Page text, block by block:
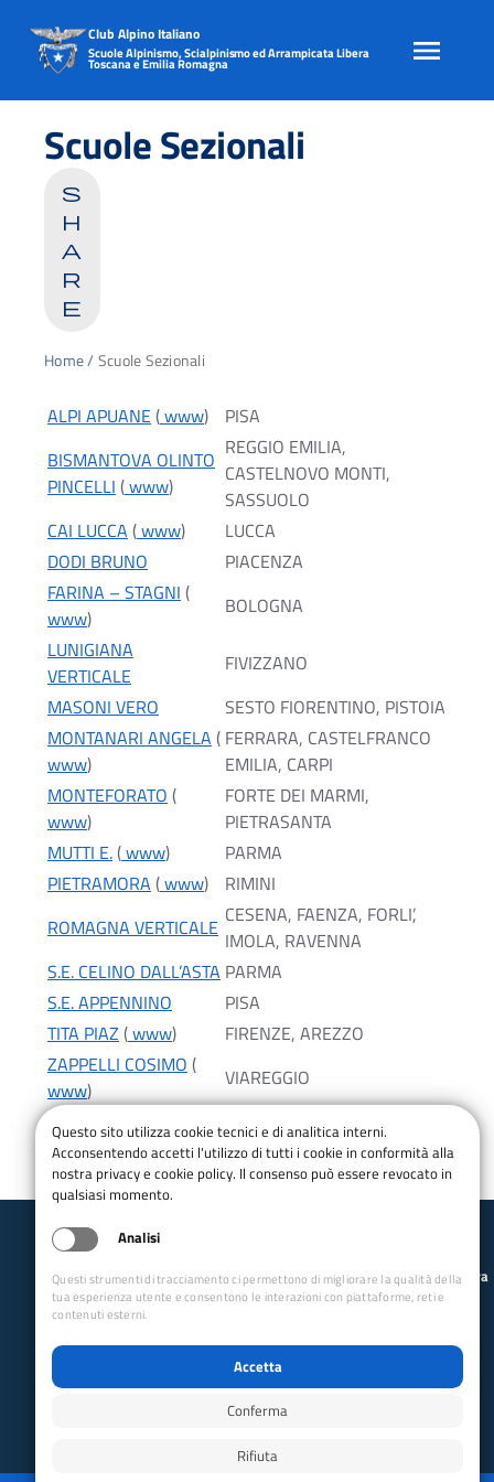
content
Club Alpino Italiano
Scuole Alpinismo, Scialpinismo ed Arrampicata Libera
Toscana e Emilia Romagna
Scuole Sezionali
s
h
a
r
e
Home/Scuole Sezionali
ALPI APUANE (www)
PISA
BISMANTOVA OLINTO
PINCELLI (www)
REGGIO EMILIA,
CASTELNOVO MONTI,
SASSUOLO
CAI LUCCA (www)
LUCCA
DODI BRUNO
PIACENZA
FARINA – STAGNI (
www)
BOLOGNA
LUNIGIANA
VERTICALE
FIVIZZANO
MASONI VERO
SESTO FIORENTINO, PISTOIA
MONTANARI ANGELA (
www)
FERRARA, CASTELFRANCO
EMILIA, CARPI
MONTEFORATO (
www)
FORTE DEI MARMI,
PIETRASANTA
MUTTI E.(www)
PARMA
PIETRAMORA (www)
RIMINI
ROMAGNA VERTICALE CESENA, FAENZA, FORLI’,
IMOLA, RAVENNA
S.E. CELINO DALL’ASTA PARMA
S.E. APPENNINO
PISA
TITA PIAZ (www)
FIRENZE, AREZZO
ZAPPELLI COSIMO (
www) VIAREGGIO
Scuole Alpinismo, Scialpinismo ed Arrampicata Libera
Toscana e Emilia Romagna
email:ter.cnsasa@cai.it
Club Alpino Italiano
Accesso Soci
Questo sito utilizza cookie tecnici e di analitica interni.
Acconsentendo accetti l'utilizzo di tutti i cookie in conformità alla
nostra privacy e cookie policy. Il consenso può essere revocato in
qualsiasi momento.
Analisi
Questi strumenti di tracciamento ci permettono di migliorare la qualità della
tua esperienza utente e consentono le interazioni con piattaforme, reti e
contenuti esterni.
Accetta
Conferma
Rifiuta